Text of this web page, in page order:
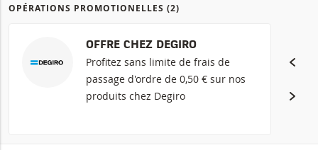
Produits
OPÉRATIONS PROMOTIONELLES (2)
OFFRE CHEZ DEGIRO
Profitez sans limite de frais de
passage d'ordre de 0,50 € sur nos
produits chez Degiro